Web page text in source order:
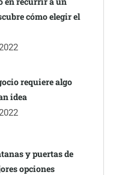
cómo elegir el
requiere algo
idea
y puertas de
opciones